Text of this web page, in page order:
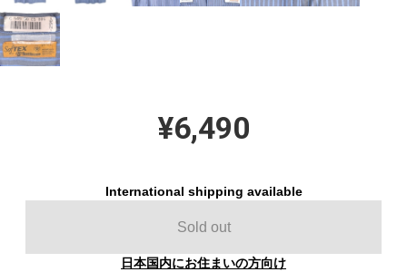
¥6,490
International shipping available
Sold out
日本国内にお住まいの方向け